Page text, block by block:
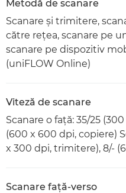
Metodă de scanare
Scanare şi trimitere,
către reţea, scanare pe
scanare pe dispozitiv
(uniFLOW Online)
Viteză de scanare
Scanare o faţă: 35/25
(600 x 600 dpi, copiere)
x 300 dpi, trimitere), 8/-
Scanare faţă-verso